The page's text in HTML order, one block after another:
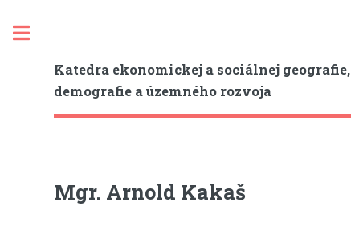
Katedra ekonomickej a sociálnej geografie,
demografie a územného rozvoja
Mgr. Arnold Kakaš